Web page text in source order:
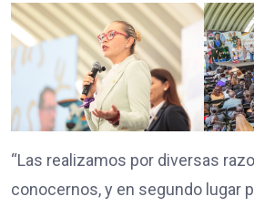
“Las realizamos por diversas
conocernos, y en segundo lugar